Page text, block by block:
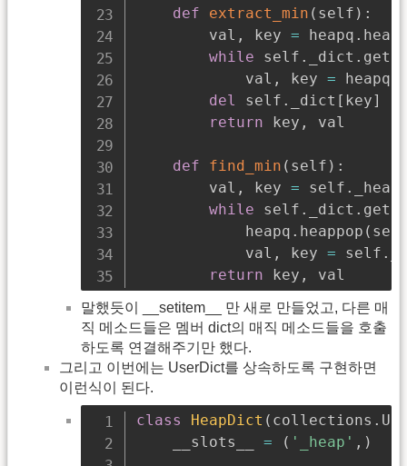
def extract_min ( self ) :
        val
, key = heapq .
while self . _dict . get
            val
, key = heapq
del self . _dict [ key]
return key , val
def find_min ( self ) :
        val
, key = self . _heap
while self . _dict . get
            heapq
. heappop (
            val
, key = self .
return key , val
말했듯이 __setitem__ 만 새로 만들었고, 다른 매
직 메소드들은 멤버 dict의 매직 메소드들을 호출
하도록 연결해주기만 했다.
그리고 이번에는 UserDict를 상속하도록 구현하면
이런식이 된다.
class HeapDict ( collections .
    __slots__
= ( '_heap' , )